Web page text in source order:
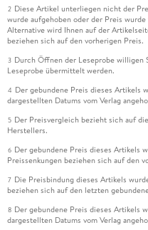
2 Diese Artikel unterliegen nicht der
wurde aufgehoben oder der Preis
Alternative wird Ihnen auf der
beziehen sich auf den vorherigen Preis.
3 Durch Öffnen der Leseprobe willigen
Leseprobe übermittelt werden.
4 Der gebundene Preis dieses Artikels
dargestellten Datums vom Verlag
5 Der Preisvergleich bezieht sich auf
Herstellers.
6 Der gebundene Preis dieses Artikels
Preissenkungen beziehen sich auf den
7 Die Preisbindung dieses Artikels
beziehen sich auf den letzten
8 Der gebundene Preis dieses Artikels
dargestellten Datums vom Verlag